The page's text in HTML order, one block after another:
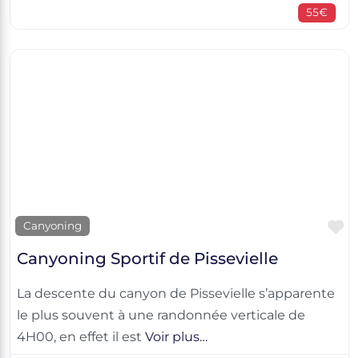
55€
Canyoning
Canyoning Sportif de Pissevielle
La descente du canyon de Pissevielle s’apparente
le plus souvent à une randonnée verticale de
4H00, en effet il est Voir plus…